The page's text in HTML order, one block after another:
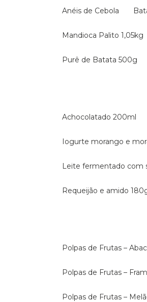
Anéis de Cebola
Mandioca Palito 1,05kg
Purê de Batata 500g
Achocolatado 200ml
Iogurte morango e
Leite fermentado com
Requeijão e amido
Polpas de Frutas –
Polpas de Frutas –
Polpas de Frutas –